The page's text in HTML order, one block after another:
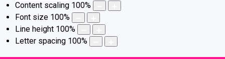
Content scaling 100%
Font size 100%
Line height 100%
Letter spacing 100%